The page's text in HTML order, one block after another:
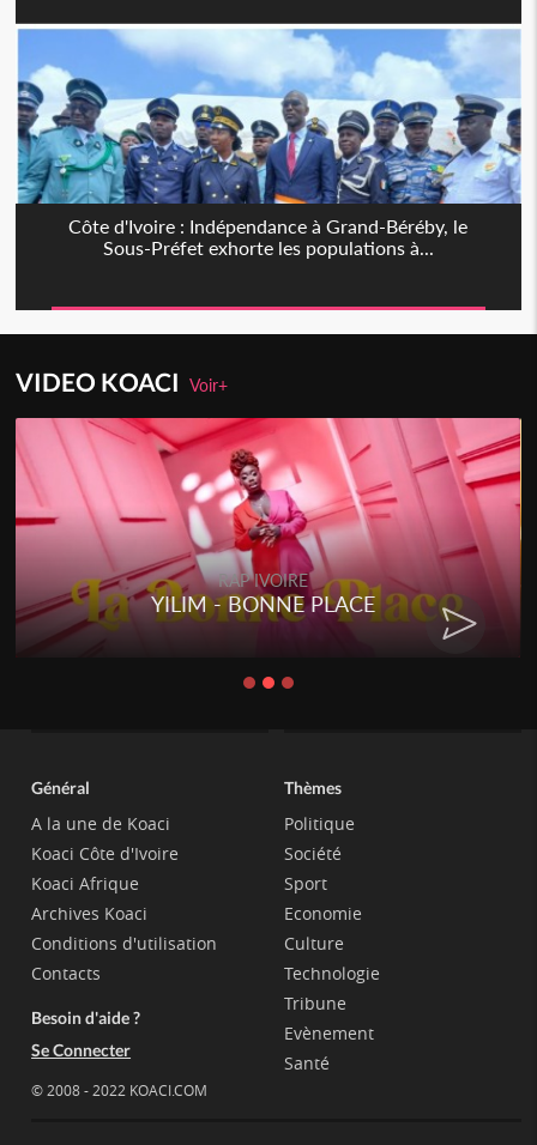
Côte d'Ivoire : Indépendance à Grand-Béréby, le
Sous-Préfet exhorte les populations à...
VIDEO KOACIVoir+
RAP IVOIRE
YILIM - BONNE PLACE
Général
A la une de Koaci
Koaci Côte d'Ivoire
Koaci Afrique
Archives Koaci
Conditions d'utilisation
Contacts
Besoin d'aide ?
Se Connecter
© 2008 - 2022 KOACI.COM
Thèmes
Politique
Société
Sport
Economie
Culture
Technologie
Tribune
Evènement
Santé